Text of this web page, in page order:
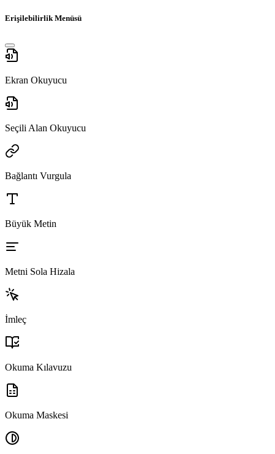
Erişilebilirlik Menüsü
Ekran Okuyucu
Seçili Alan Okuyucu
Bağlantı Vurgula
Büyük Metin
Metni Sola Hizala
İmleç
Okuma Kılavuzu
Okuma Maskesi